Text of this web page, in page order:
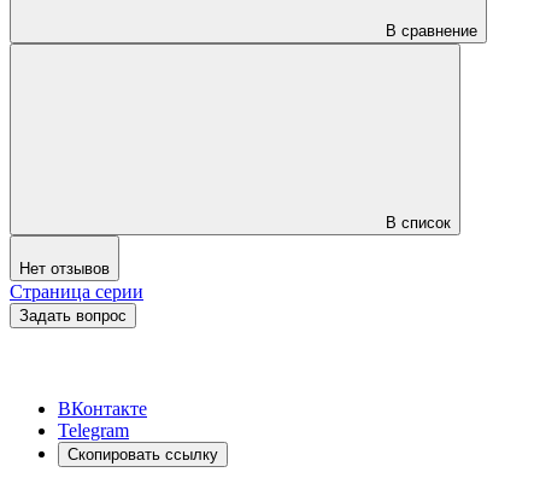
В сравнение
В список
Нет отзывов
Страница серии
Задать вопрос
ВКонтакте
Telegram
Скопировать ссылку